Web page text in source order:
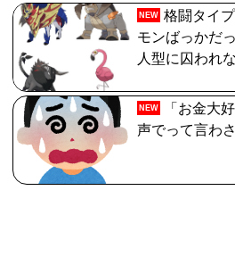
NEW 格闘タイ
モンばっかだ
人型に囚われ
NEW
「お金大
声でって言わ